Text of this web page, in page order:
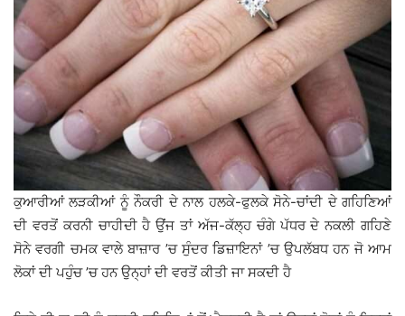
ਕੁਆਰੀਆਂ ਲੜਕੀਆਂ ਨੂੰ ਨੌਕਰੀ ਦੇ ਨਾਲ ਹਲਕੇ-ਫੁਲਕੇ ਸੋਨੇ-ਚਾਂਦੀ ਦੇ ਗਹਿਣਿਆਂ
ਦੀ ਵਰਤੋਂ ਕਰਨੀ ਚਾਹੀਦੀ ਹੈ ਉਂਜ ਤਾਂ ਅੱਜ-ਕੱਲ੍ਹ ਚੰਗੇ ਪੱਧਰ ਦੇ ਨਕਲੀ ਗਹਿਣੇ
ਸੋਨੇ ਵਰਗੀ ਚਮਕ ਵਾਲੇ ਬਾਜ਼ਾਰ ’ਚ ਸੁੰਦਰ ਡਿਜ਼ਾਇਨਾਂ ’ਚ ਉਪਲੱਬਧ ਹਨ ਜੋ ਆਮ
ਲੋਕਾਂ ਦੀ ਪਹੁੰਚ ’ਚ ਹਨ ਉਨ੍ਹਾਂ ਦੀ ਵਰਤੋਂ ਕੀਤੀ ਜਾ ਸਕਦੀ ਹੈ